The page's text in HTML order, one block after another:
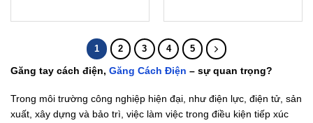
1 2 3 4 5
Găng tay cách điện, Găng Cách Điện – sự quan trọng?
Trong môi trường công nghiệp hiện đại, như điện lực, điện tử, sản
xuất, xây dựng và bảo trì, việc làm việc trong điều kiện tiếp xúc